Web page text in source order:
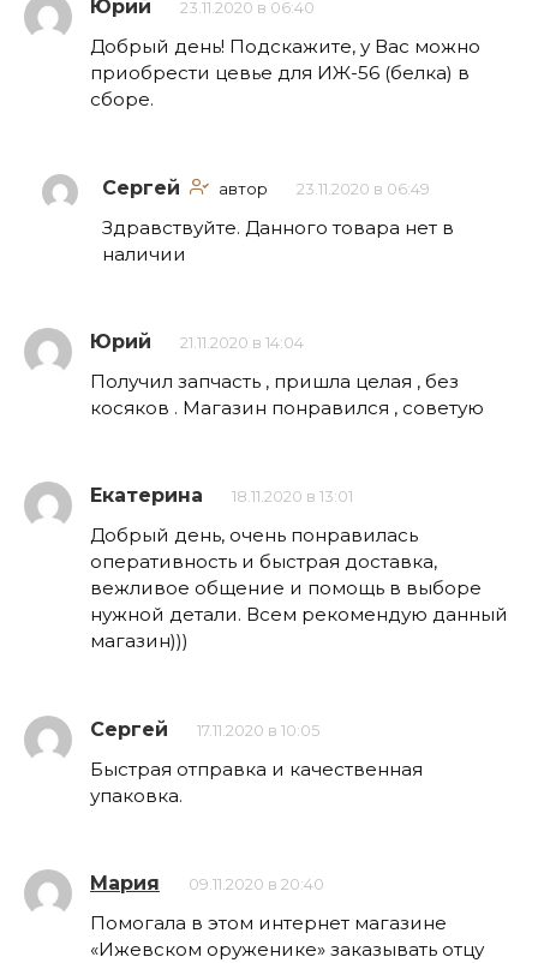
Юрий 23.11.2020 в 06:40
Добрый день! Подскажите, у Вас можно
приобрести цевье для ИЖ-56 (белка) в
сборе.
Сергей автор 23.11.2020 в 06:49
Здравствуйте. Данного товара нет в
наличии
Юрий 21.11.2020 в 14:04
Получил запчасть , пришла целая , без
косяков . Магазин понравился , советую
Екатерина 18.11.2020 в 13:01
Добрый день, очень понравилась
оперативность и быстрая доставка,
вежливое общение и помощь в выборе
нужной детали. Всем рекомендую данный
магазин)))
Сергей 17.11.2020 в 10:05
Быстрая отправка и качественная
упаковка.
Мария 09.11.2020 в 20:40
Помогала в этом интернет магазине
«Ижевском оруженике» заказывать отцу